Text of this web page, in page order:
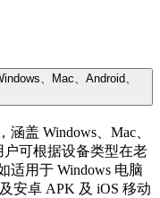
、Mac、Android、
盖 Windows、Mac、
户可根据设备类型在老
适用于 Windows 电脑
安卓 APK 及 iOS 移动